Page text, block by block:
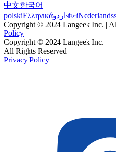
中文한국어
polskiΕλληνικάاردو বাংলাNederlands
Copyright © 2024 Langeek Inc. |
Policy
Copyright © 2024 Langeek Inc.
All Rights Reserved
Privacy Policy